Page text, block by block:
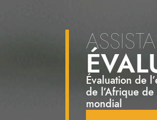
Évaluation de
de l’Afrique
mondial